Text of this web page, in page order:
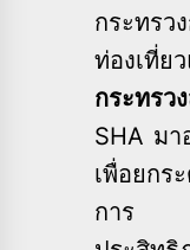
กระทรว
ท่องเที่ย
กระทรว
SHA มา
เพื่อยกร
การ ให้